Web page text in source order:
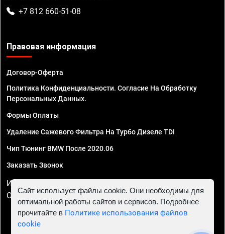
+7 812 660-51-08
Правовая информация
Договор-Оферта
Политика Конфиденциальности. Согласие На Обработку
Персональных Данных.
Формы Оплаты
Удаление Сажевого Фильтра На Турбо Дизеле TDI
Чип Тюнинг BMW После 2020.06
Заказать Звонок
ИП Смирнов Георгий Павлович. ИНН 781302555843,
ОГРНИП 324470400032610
Сайт использует файлы cookie. Они необходимы для
оптимальной работы сайтов и сервисов. Подробнее
прочитайте в Политике использования файлов
cookie